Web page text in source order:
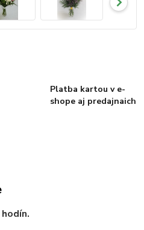
Platba kartou v e-
shope aj predajnaich